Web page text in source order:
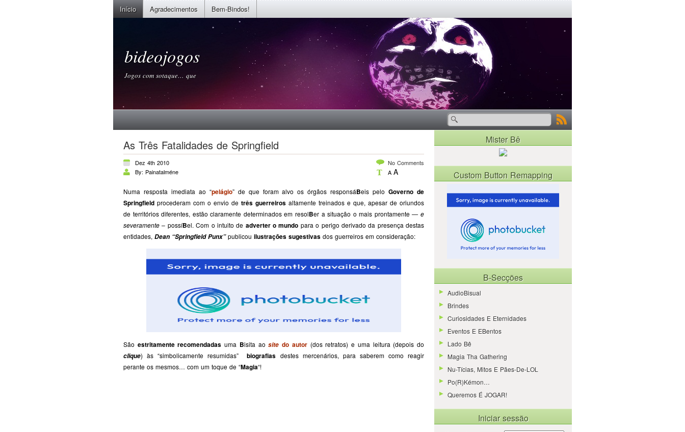
Início Agradecimentos Bem-Bindos!
bideojogos
Jogos com sotaque… que
As Três Fatalidades de Springfield
Dez 4th 2010
By: Painatalméne
No Comments
A A
Numa resposta imediata ao “pelágio” de que foram alvo os órgãos responsáBeis peloGoverno de
Springfield procederam com o envio de três guerreiros altamente treinados e que, apesar de oriundos
de territórios diferentes, estão claramente determinados em resolBer a situação o mais prontamente— e
severamente – possíBel. Com o intuito de adverter o mundo para o perigo derivado da presença destas
entidades, Dean “Springfield Punx”publicou ilustrações sugestivas dos guerreiros em consideração:
São estritamente recomendadas uma Bisita aosite do autor(dos retratos) e uma leitura (depois do
clique) às “simbolicamente resumidas”biografias destes mercenários, para saberem como reagir
perante os mesmos… com um toque de “Magia“!
Mister Bê
Custom Button Remapping
B-Secções
AudioBisual
Brindes
Curiosidades E Eternidades
Eventos E EBentos
Lado Bê
Magia Tha Gathering
Nu-Tícias, Mitos E Pães-De-LOL
Po(r)kémon…
Queremos É JOGAR!
Iniciar sessão